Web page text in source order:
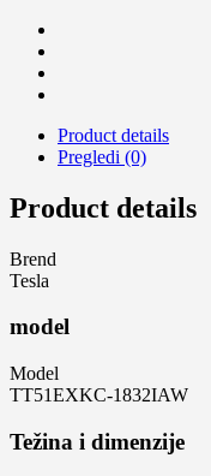
Product details
Pregledi (0)
Product details
Brend
Tesla
model
Model
TT51EXKC-1832IAW
Težina i dimenziјe